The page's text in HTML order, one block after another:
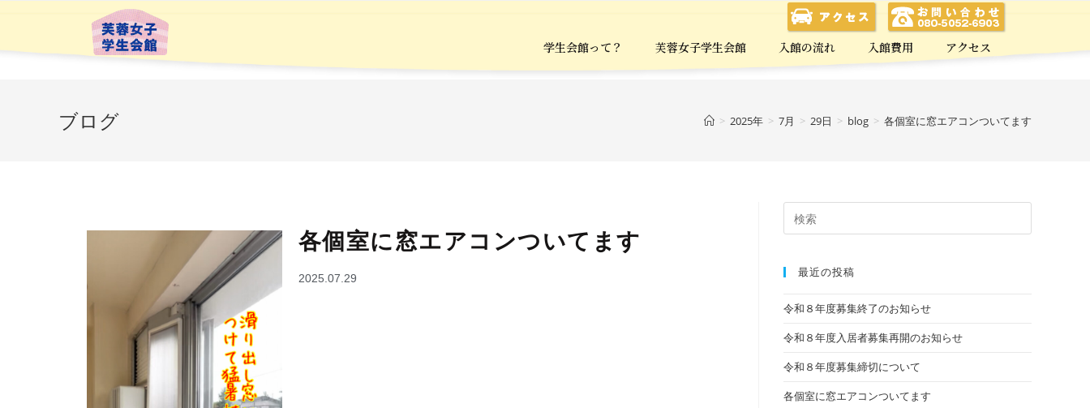
学生会館って？ 芙蓉女子学生会館 入館の流れ 入館費用 アクセス
ブログ > 2025年 > 7月 > 29日 > blog > 各個室に窓エアコンついてます
各個室に窓エアコンついてます
2025.07.29 最近の投稿
令和８年度募集終了のお知らせ
令和８年度入居者募集再開のお知らせ
令和８年度募集締切について
各個室に窓エアコンついてます